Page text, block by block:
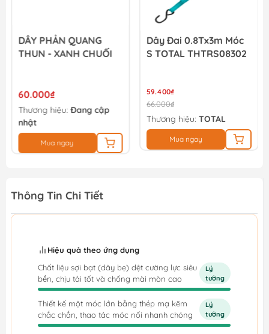
DÂY PHẢN QUANG
THUN - XANH CHUỐI
60.000₫
Thương hiệu: Đang cập
nhật
Mua ngay
Dây Đai 0.8Tx3m Móc
S TOTAL THTRS08302
59.400₫
66.000₫
Thương hiệu: TOTAL
Mua ngay
Thông Tin Chi Tiết
Hiệu quả theo ứng dụng
Chất liệu sợi bạt (dây bẹ) dệt cường lực siêu
bền, chịu tải tốt và chống mài mòn cao
Lý
tưởng
Thiết kế một móc lớn bằng thép mạ kẽm
chắc chắn, thao tác móc nối nhanh chóng
Lý
tưởng